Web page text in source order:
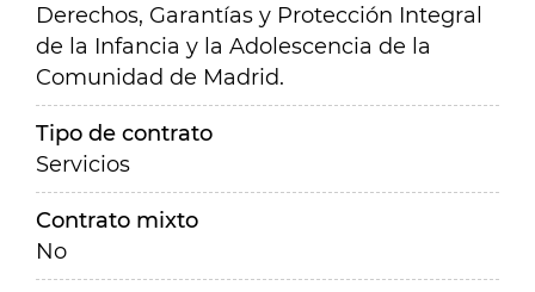
Derechos, Garantías y Protección Integral
de la Infancia y la Adolescencia de la
Comunidad de Madrid.
Tipo de contrato
Servicios
Contrato mixto
No